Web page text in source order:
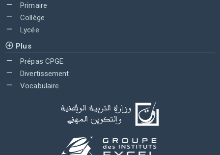
Primaire
Collège
Lycée
Plus
Prépas CPGE
Divertissement
Vocabulaire